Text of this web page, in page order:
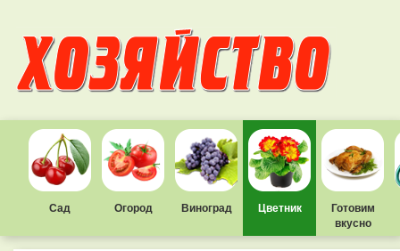
Сад Огород Виноград Цветник
Готовим
вкусно